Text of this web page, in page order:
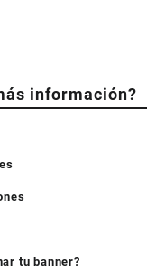
información?
tu banner?